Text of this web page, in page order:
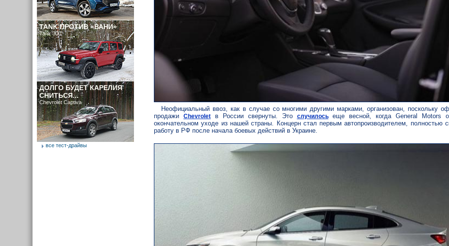
Неофициальный ввоз, как в случае со многими другими марками, организован, поскольку
продажи Chevroletв России свернуты. Это случилосьеще весной, когда General Motors
окончательном уходе из нашей страны. Концерн стал первым автопроизводителем, полностью
работу в РФ после начала боевых действий в Украине.
TANK ПРОТИВ «ВАНИ»
Tank 300
ДОЛГО БУДЕТ КАРЕЛИЯ
СНИТЬСЯ...
Chevrolet Captiva
все тест-драйвы